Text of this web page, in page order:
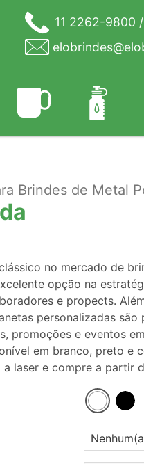
11 2262-9800 /
Brindes de Metal
no mercado de
opção na
e propects.
personalizadas
promoções e eventos
em branco, preto e
laser e compre a partir